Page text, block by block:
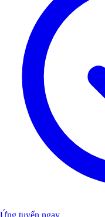
Ứng tuyển ngay